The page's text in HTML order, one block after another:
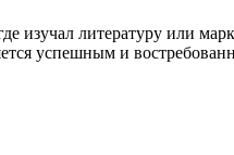
литературу или
успешным и